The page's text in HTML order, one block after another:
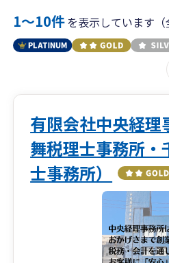
1〜10件を表示しています（
有限会社中央経理
舞税理士事務所・
士事務所）